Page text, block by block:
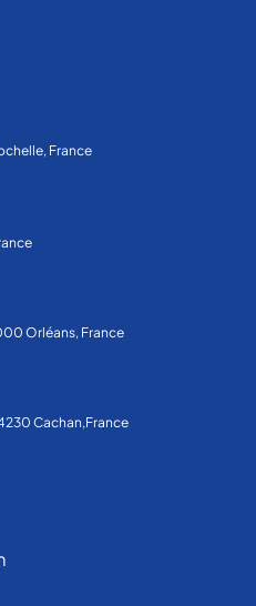
France
Orléans, France
Cachan,France